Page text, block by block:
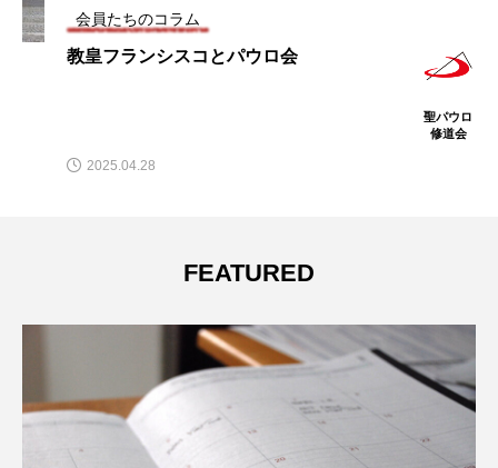
会員たちのコラム
教皇フランシスコとパウロ会
聖パウロ
修道会
2025.04.28
FEATURED